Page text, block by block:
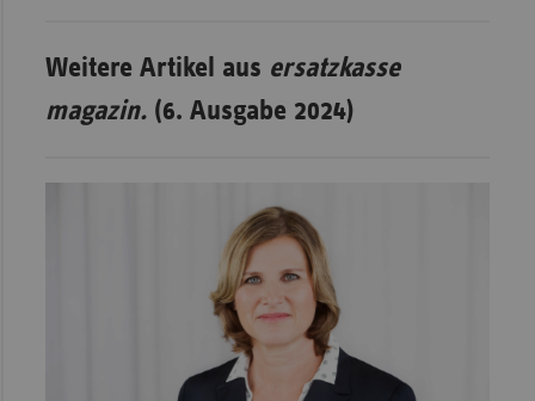
Weitere Artikel aus ersatzkasse
magazin.(6. Ausgabe 2024)